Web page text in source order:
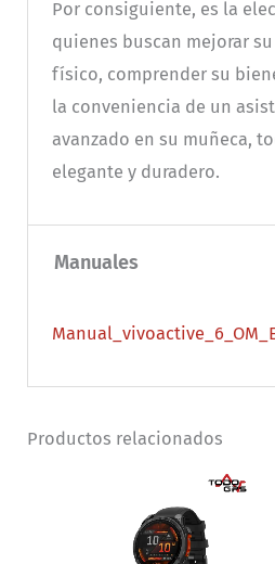
Por consiguiente, es la
quienes buscan mejorar
físico, comprender su
la conveniencia de un
avanzado en su muñeca,
elegante y duradero.
Manuales
Productos relacionados